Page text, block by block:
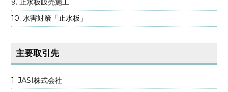
止水板販売施工
水害対策「止水板」
主要取引先
JASI株式会社